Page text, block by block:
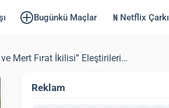
Bugünkü Maçlar Netflix Çarkı
Mert Fırat İkilisi” Eleştirileri…
Reklam